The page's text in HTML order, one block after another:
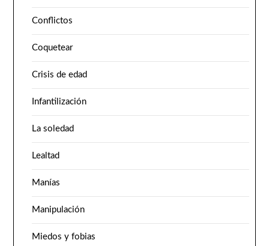
Conflictos
Coquetear
Crisis de edad
Infantilización
La soledad
Lealtad
Manías
Manipulación
Miedos y fobias